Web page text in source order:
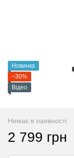
Новинка
−30%
Відео
Немає в наявності
2 799 грн